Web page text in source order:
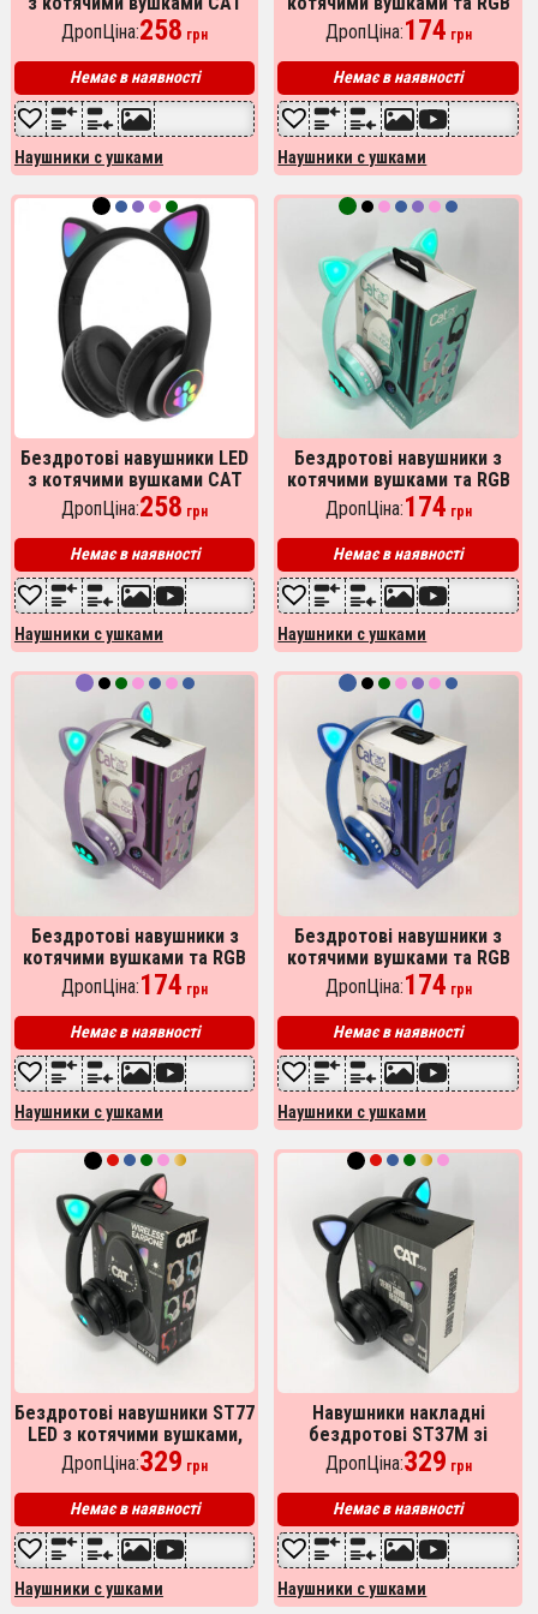
STN-28. Колір: зелений
ДропЦіна:258 грн
Немає в наявності
Наушники с ушками
підсвічуванням Cat VZV
23M. Колір: чорний
ДропЦіна:174 грн
Немає в наявності
Наушники с ушками
Бездротові навушники LED
з котячими вушками CAT
STN-28. Колір: чорний
ДропЦіна:258 грн
Немає в наявності
Наушники с ушками
Бездротові навушники з
котячими вушками та RGB
підсвічуванням Cat VZV
23M. Колір: зелений
ДропЦіна:174 грн
Немає в наявності
Наушники с ушками
Бездротові навушники з
котячими вушками та RGB
підсвічуванням Cat VZV
23M. Колір: фіолетовий
ДропЦіна:174 грн
Немає в наявності
Наушники с ушками
Бездротові навушники з
котячими вушками та RGB
підсвічуванням Cat VZV
23M. Колір: синій
ДропЦіна:174 грн
Немає в наявності
Наушники с ушками
Бездротові навушники ST77
LED з котячими вушками,
що світяться. Колір: чорний
ДропЦіна:329 грн
Немає в наявності
Наушники с ушками
Навушники накладні
бездротові ST37M зі
котячими вушками, що
світяться. Колір: чорний
ДропЦіна:329 грн
Немає в наявності
Наушники с ушками